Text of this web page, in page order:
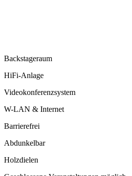
Backstageraum
HiFi-Anlage
Videokonferenzsystem
W-LAN & Internet
Barrierefrei
Abdunkelbar
Holzdielen